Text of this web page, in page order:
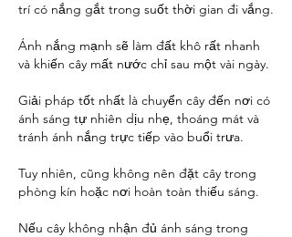
trí có nắng gắt trong suốt thời gian đi vắng.
Ánh nắng mạnh sẽ làm đất khô rất nhanh
và khiến cây mất nước chỉ sau một vài ngày.
Giải pháp tốt nhất là chuyển cây đến nơi có
ánh sáng tự nhiên dịu nhẹ, thoáng mát và
tránh ánh nắng trực tiếp vào buổi trưa.
Tuy nhiên, cũng không nên đặt cây trong
phòng kín hoặc nơi hoàn toàn thiếu sáng.
Nếu cây không nhận đủ ánh sáng trong